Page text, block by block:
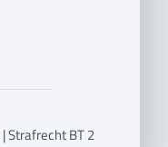
|Strafrecht BT 2